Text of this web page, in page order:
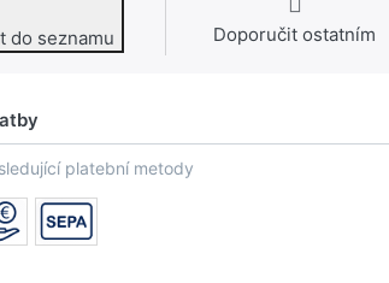
do seznamu Doporučit ostatním
platební metody